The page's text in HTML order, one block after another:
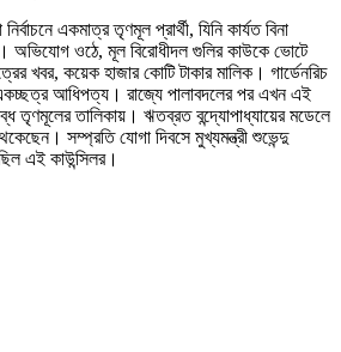
একমাত্র তৃণমূল প্রার্থী, যিনি কার্যত বিনা
অভিযোগ ওঠে, মূল বিরোধীদল গুলির কাউকে ভোটে
খবর, কয়েক হাজার কোটি টাকার মালিক। গার্ডেনরিচ
আধিপত্য। রাজ্যে পালাবদলের পর এখন এই
তৃণমূলের তালিকায়। ঋতব্রত বন্দ্যোপাধ্যায়ের মডেলে
সম্প্রতি যোগা দিবসে মুখ্যমন্ত্রী শুভেন্দু
এই কাউন্সিলর।